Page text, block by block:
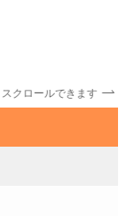
スクロールできます